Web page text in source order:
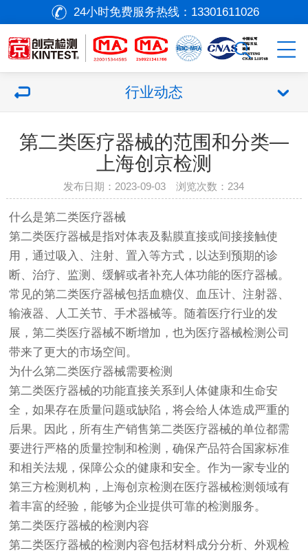
24小时免费服务热线： 13301611026
行业动态
第二类医疗器械的范围和分类—
上海创京检测
发布日期：2023-09-03 浏览次数： 234
什么是第二类医疗器械
第二类医疗器械是指对体表及黏膜直接或间接接触使
用，通过吸入、注射、置入等方式，以达到预期的诊
断、治疗、监测、缓解或者补充人体功能的 医疗器械。
常见的第二类医疗器械包括血糖仪、血压计、注射器、
输液器、人工关节、手术器械等。随着医疗行业的发
展，第二类医疗器械不断增加，也为医疗器械检测公司
带来了更大的市场空间。
为什么第二类医疗器械需要检测
第二类医疗器械的功能直接关系到人体健康和生命安
全，如果存在质量问题或缺陷，将会给人体造成严重的
后果。因此，所有生产销售第二类医疗器械的单位都需
要进行严格的质量控制和检测，确保产品符合国家标准
和相关法规，保障公众的健康和安全。作为一家专业的
第三方检测机构，上海创京检测在医疗器械检测领域有
着丰富的经验，能够为企业提供可靠的检测服务。
第二类医疗器械的检测内容
第二类医疗器械的检测内容包括材料成分分析、外观检